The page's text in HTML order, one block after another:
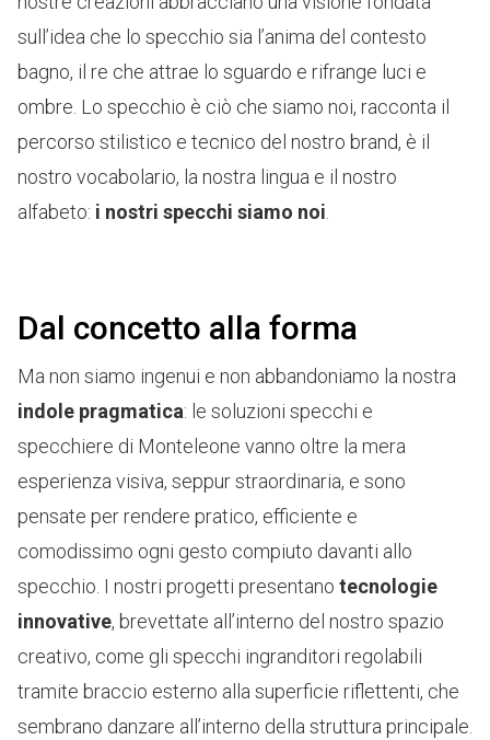
sull’idea che lo specchio sia l’anima del contesto
bagno, il re che attrae lo sguardo e rifrange luci e
ombre. Lo specchio è ciò che siamo noi, racconta il
percorso stilistico e tecnico del nostro brand, è il
nostro vocabolario, la nostra lingua e il nostro
alfabeto: i nostri specchi siamo noi
Dal concetto alla forma
Ma non siamo ingenui e non abbandoniamo la nostra
indole pragmatica: le soluzioni specchi e
specchiere di Monteleone vanno oltre la mera
esperienza visiva, seppur straordinaria, e sono
pensate per rendere pratico, efficiente e
comodissimo ogni gesto compiuto davanti allo
specchio. I nostri progetti presentano tecnologie
innovative, brevettate all’interno del nostro spazio
creativo, come gli specchi ingranditori regolabili
tramite braccio esterno alla superficie riflettenti, che
sembrano danzare all’interno della struttura principale.